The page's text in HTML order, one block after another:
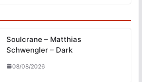
Soulcrane – Matthias
Schwengler – Dark
08/08/2026